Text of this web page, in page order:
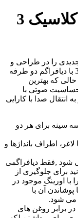
گوشی پزشکی لیتمن کلاسیک 3
ویژگی‌های جدیدی را در طراحی و
فناوری نوین خود دارد گوشی‌لیتمن کلاسیک 3 با دیافراگم دو طرفه
حالی که بهترین
صوتی با
انتقال صدا با کارایی
سینه برای هر دو
اطراف بانداژها و
شود ,فقط دیافراگمی
برای جلوگیری از
اورینگ موجود در
آن با
می شود.
برابر روغن های